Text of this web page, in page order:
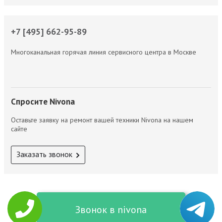
+7 [495] 662-95-89
Многоканальная горячая линия сервисного центра в Москве
Спросите Nivona
Оставьте заявку на ремонт вашей техники Nivona на нашем
сайте
Заказать звонок
Звонок в nivona